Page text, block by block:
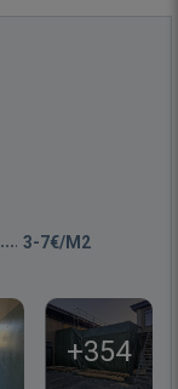
3-7€/M2
+354